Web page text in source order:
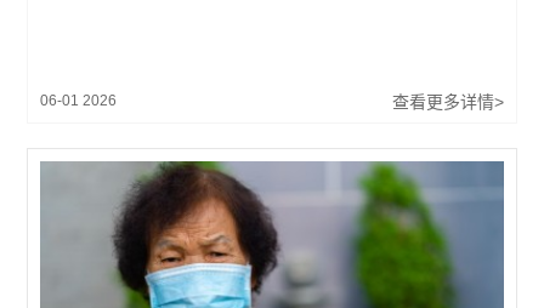
06-01 2026 查看更多详情>